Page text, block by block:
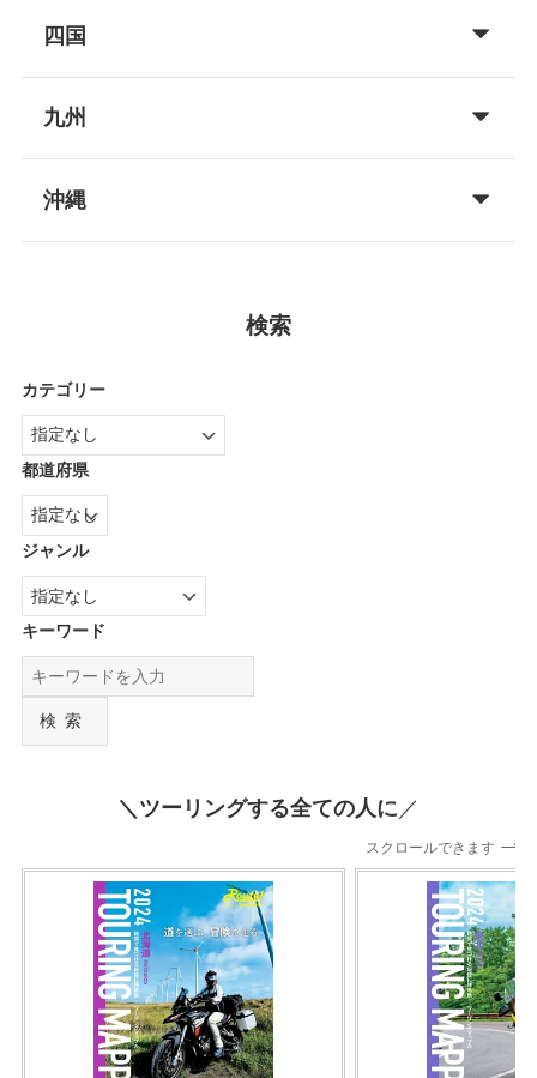
四国
九州
沖縄
検索
カテゴリー
都道府県
ジャンル
キーワード
検索
＼ツーリングする全ての人に ／
スクロールできます